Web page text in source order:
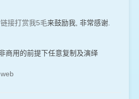
接打赏我5毛来鼓励我, 非常感谢.
商用的前提下任意复制及演绎
web